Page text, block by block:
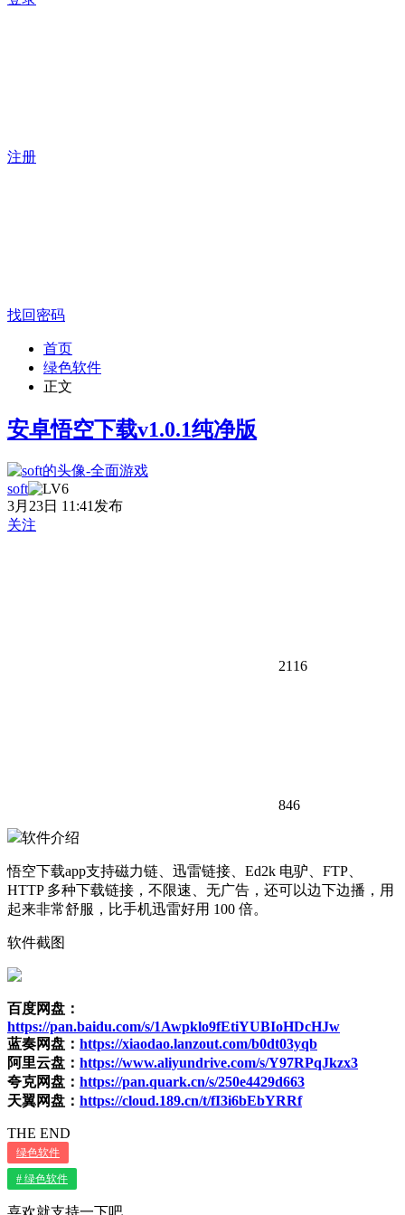
注册
找回密码
首页
绿色软件
正文
安卓悟空下载v1.0.1纯净版
soft
3月23日 11:41发布
关注
2116
846
软件介绍
悟空下载app支持磁力链、迅雷链接、Ed2k 电驴、FTP、
HTTP 多种下载链接，不限速、无广告，还可以边下边播，用
起来非常舒服，比手机迅雷好用 100 倍。
软件截图
百度网盘：
https://pan.baidu.com/s/1Awpklo9fEtiYUBIoHDcHJw
蓝奏网盘： https://xiaodao.lanzout.com/b0dt03yqb
阿里云盘： https://www.aliyundrive.com/s/Y97RPqJkzx3
夸克网盘： https://pan.quark.cn/s/250e4429d663
天翼网盘： https://cloud.189.cn/t/fI3i6bEbYRRf
THE END
绿色软件
# 绿色软件
喜欢就支持一下吧